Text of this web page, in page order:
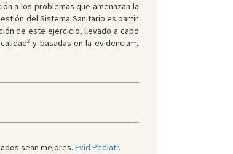
a los problemas que amenazan la
del Sistema Sanitario es partir
de este ejercicio, llevado a cabo
2 y basadas en la evidencia11,
sean mejores. Evid Pediatr.